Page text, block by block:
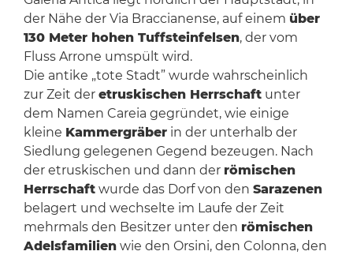
der Nähe der Via Braccianense, auf einem über
130 Meter hohen Tuffsteinfelsen, der vom
Fluss Arrone umspült wird.
Die antike „tote Stadt” wurde wahrscheinlich
zur Zeit der etruskischen Herrschaftunter
dem Namen Careia gegründet, wie einige
kleine Kammergräberin der unterhalb der
Siedlung gelegenen Gegend bezeugen. Nach
der etruskischen und dann der römischen
Herrschaftwurde das Dorf von den Sarazenen
belagert und wechselte im Laufe der Zeit
mehrmals den Besitzer unter den römischen
Adelsfamilienwie den Orsini, den Colonna, den